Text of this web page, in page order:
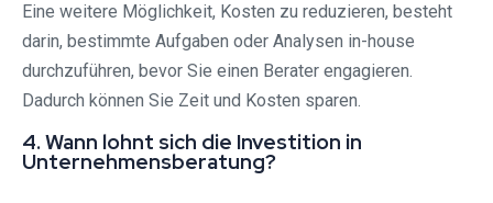
Eine weitere Möglichkeit, Kosten zu reduzieren, besteht
darin, bestimmte Aufgaben oder Analysen in-house
durchzuführen, bevor Sie einen Berater engagieren.
Dadurch können Sie Zeit und Kosten sparen.
4. Wann lohnt sich die Investition in
Unternehmensberatung?